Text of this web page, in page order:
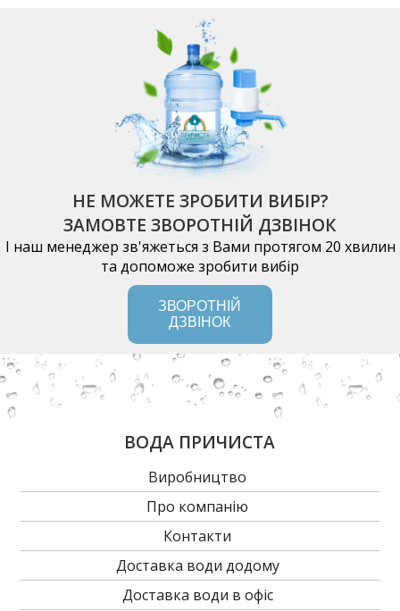
НЕ МОЖЕТЕ ЗРОБИТИ ВИБІР?
ЗАМОВТЕ ЗВОРОТНІЙ ДЗВІНОК
І наш менеджер зв'яжеться з Вами протягом 20 хвилин
та допоможе зробити вибір
ЗВОРОТНІЙ
ДЗВІНОК
ВОДА ПРИЧИСТА
Виробництво
Про компанію
Контакти
Доставка води додому
Доставка води в офіс